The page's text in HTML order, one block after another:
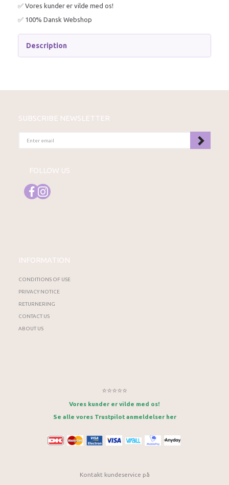
✅ Vores kunder er vilde med os!
✅ 100% Dansk Webshop
Description
SUBSCRIBE NEWSLETTER
EMAIL
FOLLOW US
INFORMATION
CONDITIONS OF USE
PRIVACY NOTICE
RETURNERING
CONTACT US
ABOUT US
⭐⭐⭐⭐⭐
Vores kunder er vilde med os!
Se alle vores Trustpilot anmeldelser her
Kontakt kundeservice på